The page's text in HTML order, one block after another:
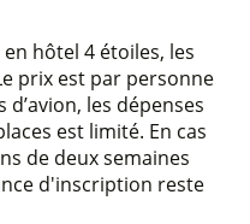
hôtel 4 étoiles, les
prix est par personne
les dépenses
est limité. En cas
de deux semaines
d'inscription reste